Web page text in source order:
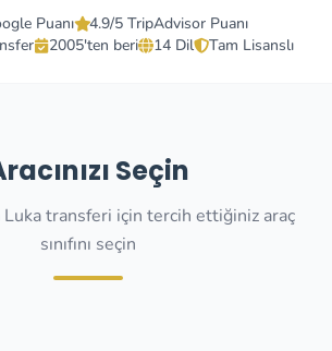
Puanı
4.9/5 TripAdvisor Puanı
2005'ten beri 14 Dil Tam Lisanslı
Seçin
transferi için tercih ettiğiniz araç
sınıfını seçin